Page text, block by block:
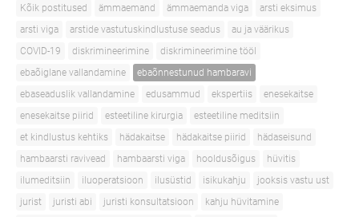
Kõik postitused ämmaemand ämmaemanda viga
arsti eksimus
arsti viga
arstide vastutuskindlustuse seadus
au ja väärikus
COVID-19
diskrimineerimine
diskrimineerimine tööl
ebaõiglane vallandamine
ebaõnnestunud hambaravi
ebaseaduslik vallandamine
edusammud ekspertiis
enesekaitse
enesekaitse piirid
esteetiline kirurgia
esteetiline meditsiin
et kindlustus kehtiks
hädakaitse hädakaitse piirid
hädaseisund
hambaarsti ravivead
hambaarsti viga hooldusõigus
hüvitis
ilumeditsiin
iluoperatsioon ilusüstid isikukahju
jooksis vastu ust
jurist
juristi abi juristi konsultatsioon
kahju hüvitamine